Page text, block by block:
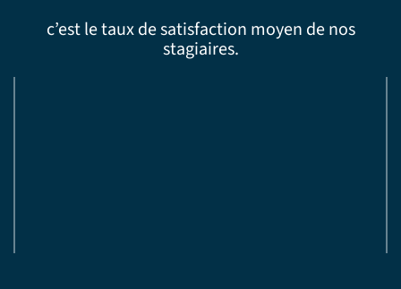
c’est le taux de satisfaction moyen de nos
stagiaires.